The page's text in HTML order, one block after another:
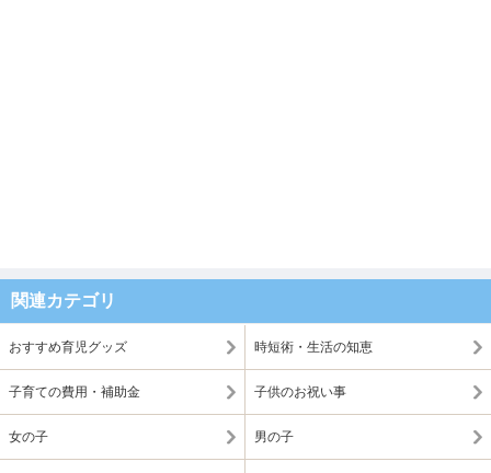
関連カテゴリ
おすすめ育児グッズ 時短術・生活の知恵
子育ての費用・補助金 子供のお祝い事
女の子 男の子